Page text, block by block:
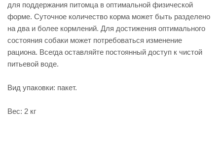
для поддержания питомца в оптимальной физической
форме. Суточное количество корма может быть разделено
на два и более кормлений. Для достижения оптимального
состояния собаки может потребоваться изменение
рациона. Всегда оставляйте постоянный доступ к чистой
питьевой воде.
Вид упаковки: пакет.
Вес: 2 кг